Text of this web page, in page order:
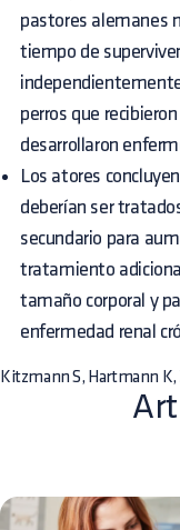
pastores alemanes
tiempo de
perros que
desarrollaron
Los atores
deberían ser
secundario para
tratamiento
tamaño corporal y
enfermedad renal
Kitzmann S, Hartmann